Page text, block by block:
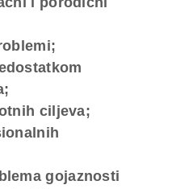
ciljeva;
gojaznosti